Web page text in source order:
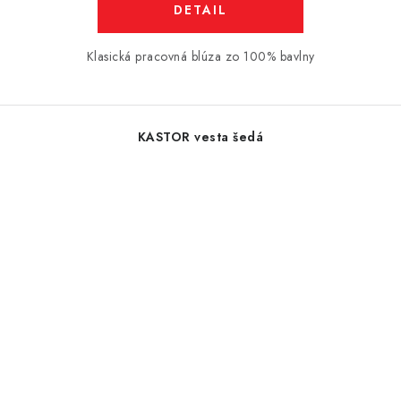
DETAIL
Klasická pracovná blúza zo 100% bavlny
KASTOR vesta šedá